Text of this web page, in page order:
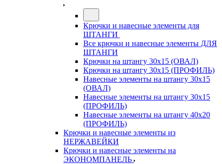
Крючки и навесные элементы для
ШТАНГИ
Все крючки и навесные элементы ДЛЯ
ШТАНГИ
Крючки на штангу 30х15 (ОВАЛ)
Крючки на штангу 30х15 (ПРОФИЛЬ)
Навесные элементы на штангу 30х15
(ОВАЛ)
Навесные элементы на штангу 30х15
(ПРОФИЛЬ)
Навесные элементы на штангу 40х20
(ПРОФИЛЬ)
Крючки и навесные элементы из
НЕРЖАВЕЙКИ
Крючки и навесные элементы на
ЭКОНОМПАНЕЛЬ